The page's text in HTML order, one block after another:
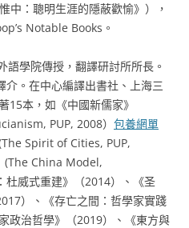
：聰明生涯的隱蔽歡愉》），
Notable Books。
學院傳授，翻譯研討所所長。
。在中心編譯出書社、上海三
15本，如《中國新儒家》
PUP, 2008） 包養網單
Spirit of Cities, PUP,
(The China Model,
杜威式重建》（2014）、《圣
）、《存亡之間：哲學家實踐
政治哲學》（2019）、《東方與